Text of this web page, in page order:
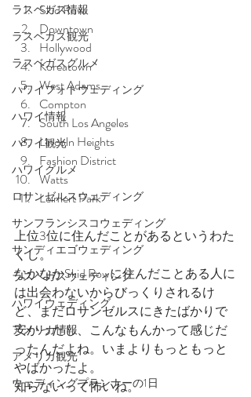
ラスベガス情報
ラスベガス観光
ラスベガスグルメ
ハワイフォトウェディング
ハワイ情報
ハワイ観光
ハワイグルメ
ロサンゼルスウェディング
サンフランシスコウェディング
サンディエゴウェディング
ラスベガスウェディング
ハワイウェディング
アメリカ情報
アメリカ観光
ウェディングプランナーの1日
Skid Row
Downtown
Hollywood
Koreatown
West Adams
Compton
South Los Angeles
Lincoln Heights
Fashion District
Watts
Leimert Park
上位3位に住んだことがあるというわた
くし。
なかなかSkid Rowに住んだことある人に
は出会わないからびっくりされるけ
ど、まだロサンゼルスにきたばかりで
安かったし、こんなもんかって感じだ
ったんだよね。いまよりもっともっと
やばかったよ。
知らないって怖いね。